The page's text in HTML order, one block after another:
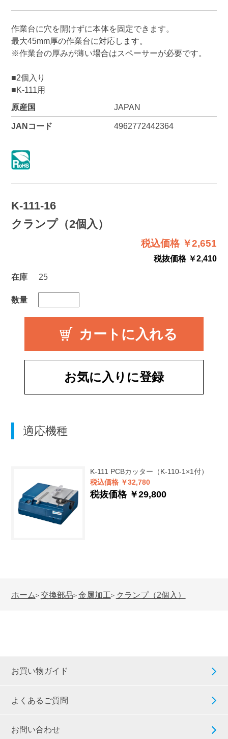
作業台に穴を開けずに本体を固定できます。
最大45mm厚の作業台に対応します。
※作業台の厚みが薄い場合はスペーサーが必要です。
■2個入り
■K-111用
原産国
JAPAN
JANコード 4962772442364
K-111-16
クランプ（2個入）
税込価格 ￥2,651
税抜価格 ￥2,410
在庫
25
数量
お気に入りに登録
適応機種
K-111 PCBカッター（K-110-1×1付）
税込価格 ￥32,780
税抜価格 ￥29,800
ホーム> 交換部品> 金属加工> クランプ（2個入）
お買い物ガイド
よくあるご質問
お問い合わせ